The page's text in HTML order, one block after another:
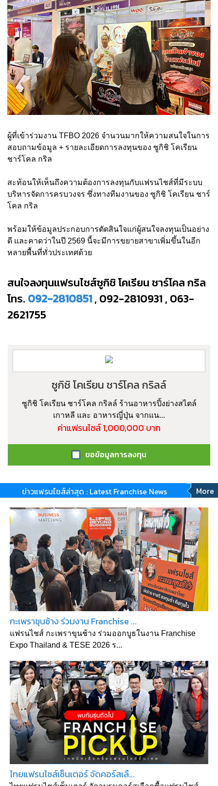
ผู้ที่เข้าร่วมงาน TFBO 2026 จำนวนมากให้ความสนใจในการ
สอบถามข้อมูล + รายละเอียดการลงทุนของ ซูกิชิ โคเรียน
ชาร์โคล กริล
สะท้อนให้เห็นถึงความต้องการลงทุนกับแฟรนไชส์ที่มีระบบ
บริหารจัดการครบวงจร ซึ่งทางทีมงานของ ซูกิชิ โคเรียน ชาร์
โคล กริล
พร้อมให้ข้อมูลประกอบการตัดสินใจแก่ผู้สนใจลงทุนเป็นอย่าง
ดี และคาดว่าในปี 2569 นี้จะมีการขยายสาขาเพิ่มขึ้นในอีก
หลายพื้นที่ทั่วประเทศด้วย
สนใจลงทุนแฟรนไชส์ซูกิชิ โคเรียน ชาร์โคล กริล
โทร. 092-2810851, 092-2810931 , 063-
2621755
ซูกิชิ โคเรียน ชาร์โคล กริลล์
ซูกิชิ โคเรียน ชาร์โคล กริลล์ ร้านอาหารปิ้งย่างสไตล์
เกาหลี และ อาหารญี่ปุ่น จากแน...
ค่าแฟรนไชส์ 1,000,000 บาท
ขอข้อมูลการลงทุน
ข่าวแฟรนไชส์ล่าสุด : Latest Franchise News More
กะเพราขุนช้าง ร่วมงาน Franchise ...
แฟรนไชส์ กะเพราขุนช้าง ร่วมออกบูธในงาน Franchise
Expo Thailand & TESE 2026 ร...
ไทยแฟรนไชส์เซ็นเตอร์ จัดคอร์สเลื...